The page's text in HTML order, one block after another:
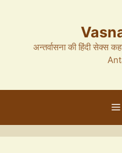
अन्तर्वासना की हिंदी सेक्स